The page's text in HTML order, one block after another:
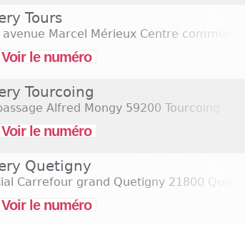
Tours
avenue Marcel Mérieux Centre
le numéro
Tourcoing
Alfred Mongy 59200 Tourcoing
le numéro
Quetigny
Carrefour grand Quetigny 21800
le numéro